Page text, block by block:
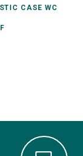
CASE WC